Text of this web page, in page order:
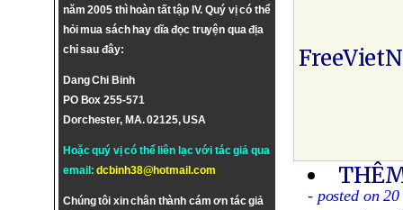
năm 2005 thì hoàn tất tập IV. Quý vị có thể
hỏi mua sách hay dĩa đọc truyện qua địa
chỉ sau đây:
Dang Chi Binh
PO Box 255-571
Dorchester, MA. 02125, USA
Hoặc quý vị có thể liên lạc với tác giả qua
email:dcbinh38@hotmail.com
Chúng tôi xin chân thành cám ơn tác giả
- posted on